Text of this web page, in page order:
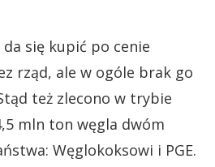
się kupić po cenie
rząd, ale w ogóle brak go
też zlecono w trybie
mln ton węgla dwóm
Węglokoksowi i PGE.